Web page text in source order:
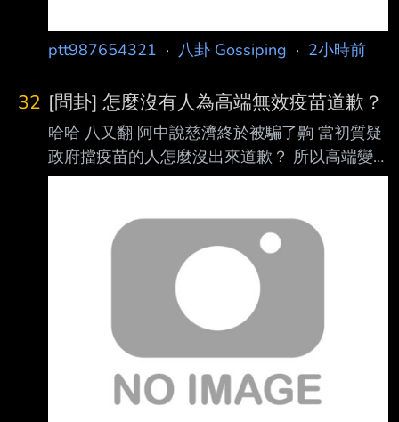
ptt987654321 · 八卦 Gossiping · 2小時前
32 [問卦] 怎麼沒有人為高端無效疫苗道歉？
哈哈 八又翻 阿中說慈濟終於被騙了齁 當初質疑
政府擋疫苗的人怎麼沒出來道歉？ 所以高端變
有效疫苗了沒？ 因為高端錯失機會或打了無效
-- 不如喝宮廟符水